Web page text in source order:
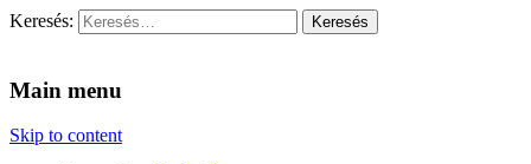
Keresés:
Main menu
Skip to content